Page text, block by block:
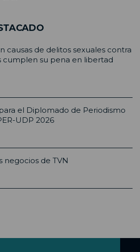
causas de delitos sexuales contra
cumplen su pena en libertad
el Diplomado de Periodismo
UDP 2026
negocios de TVN